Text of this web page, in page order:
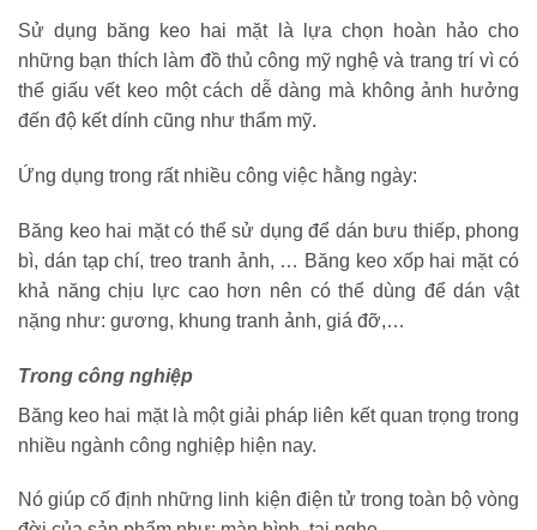
Sử dụng băng keo hai mặt là lựa chọn hoàn hảo cho
những bạn thích làm đồ thủ công mỹ nghệ và trang trí vì có
thể giấu vết keo một cách dễ dàng mà không ảnh hưởng
đến độ kết dính cũng như thẩm mỹ.
Ứng dụng trong rất nhiều công việc hằng ngày:
Băng keo hai mặt có thể sử dụng để dán bưu thiếp, phong
bì, dán tạp chí, treo tranh ảnh, … Băng keo xốp hai mặt có
khả năng chịu lực cao hơn nên có thể dùng để dán vật
nặng như: gương, khung tranh ảnh, giá đỡ,…
Trong công nghiệp
Băng keo hai mặt là một giải pháp liên kết quan trọng trong
nhiều ngành công nghiệp hiện nay.
Nó giúp cố định những linh kiện điện tử trong toàn bộ vòng